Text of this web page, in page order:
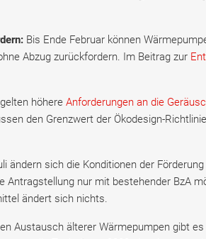
Bis Ende Februar können
Abzug zurückfordern. Im Beitrag zur
höhere Anforderungen an die
den Grenzwert der Ökodesign-
ändern sich die Konditionen der
Antragstellung nur mit bestehender BzA
ändert sich nichts.
Austausch älterer Wärmepumpen gibt